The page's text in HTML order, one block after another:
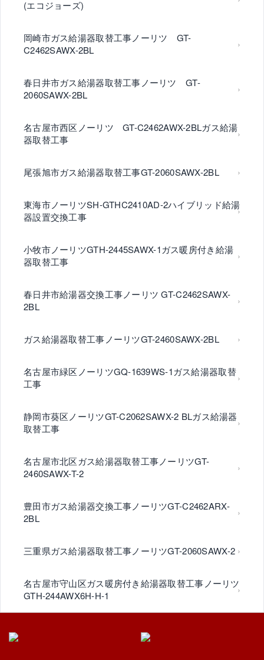
(エコジョーズ)
岡崎市ガス給湯器取替工事ノーリツ GT-
C2462SAWX-2BL
春日井市ガス給湯器取替工事ノーリツ GT-
2060SAWX-2BL
名古屋市西区ノーリツ GT-C2462AWX-2BLガス給湯
器取替工事
尾張旭市ガス給湯器取替工事GT-2060SAWX-2BL
東海市ノーリツSH-GTHC2410AD-2ハイブリッド給湯
器設置交換工事
小牧市ノーリツGTH-2445SAWX-1ガス暖房付き給湯
器取替工事
春日井市給湯器交換工事ノーリツ GT-C2462SAWX-
2BL
ガス給湯器取替工事ノーリツGT-2460SAWX-2BL
名古屋市緑区ノーリツGQ-1639WS-1ガス給湯器取替
工事
静岡市葵区ノーリツGT-C2062SAWX-2 BLガス給湯器
取替工事
名古屋市北区ガス給湯器取替工事ノーリツGT-
2460SAWX-T-2
豊田市ガス給湯器交換工事ノーリツGT-C2462ARX-
2BL
三重県ガス給湯器取替工事ノーリツGT-2060SAWX-2
名古屋市守山区ガス暖房付き給湯器取替工事ノーリツ
GTH-244AWX6H-H-1